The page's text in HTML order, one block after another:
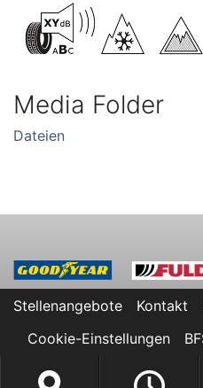
Media Folder
Dateien
Goodyear Fulda
Stellenangebote Kontakt
Cookie-Einstellungen